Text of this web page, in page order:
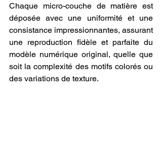
Chaque micro-couche de matière est
déposée avec une uniformité et une
consistance impressionnantes, assurant
une reproduction fidèle et parfaite du
modèle numérique original, quelle que
soit la complexité des motifs colorés ou
des variations de texture.